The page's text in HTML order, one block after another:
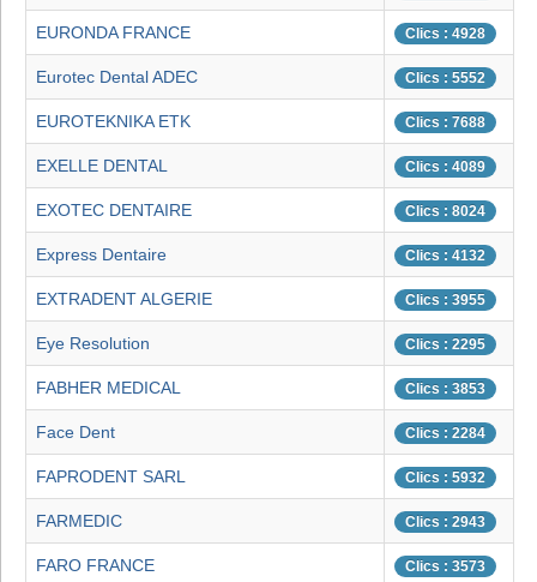
EURONDA FRANCE Clics : 4928
Eurotec Dental ADEC Clics : 5552
EUROTEKNIKA ETK Clics : 7688
EXELLE DENTAL Clics : 4089
EXOTEC DENTAIRE Clics : 8024
Express Dentaire Clics : 4132
EXTRADENT ALGERIE Clics : 3955
Eye Resolution Clics : 2295
FABHER MEDICAL Clics : 3853
Face Dent Clics : 2284
FAPRODENT SARL Clics : 5932
FARMEDIC Clics : 2943
FARO FRANCE Clics : 3573